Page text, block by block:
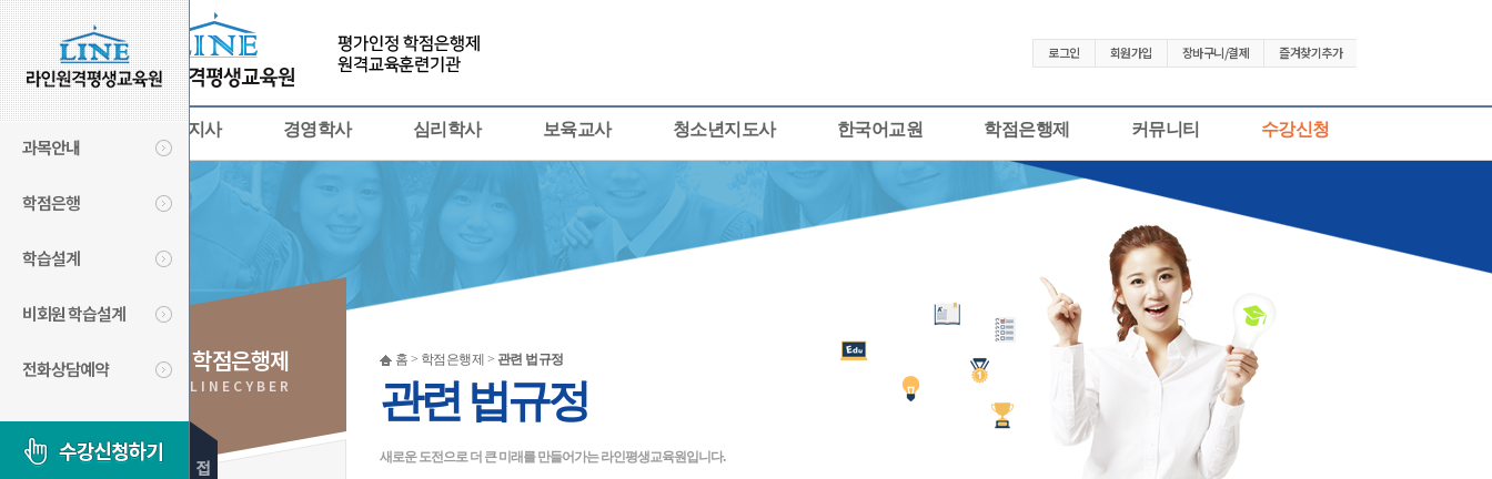
과목안내
학점은행
학습설계
비회원 학습설계
전화상담예약
로그인 회원가입 장바구니/결제 즐겨찾기추가
사회복지사 경영학사 심리학사 보육교사 청소년지도사 한국어교원 학점은행제 커뮤니티 수강신청
학점은행제
LINECYBER
홈 > 학점은행제 > 관련 법규정
관련 법규정
새로운 도전으로 더 큰 미래를 만들어가는 라인평생교육원입니다.